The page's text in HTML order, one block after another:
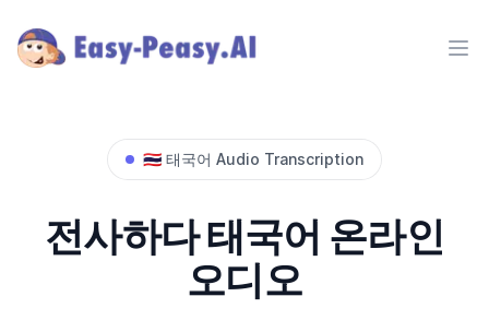
🇹🇭 태국어 Audio Transcription
전사하다태국어 온라인
오디오